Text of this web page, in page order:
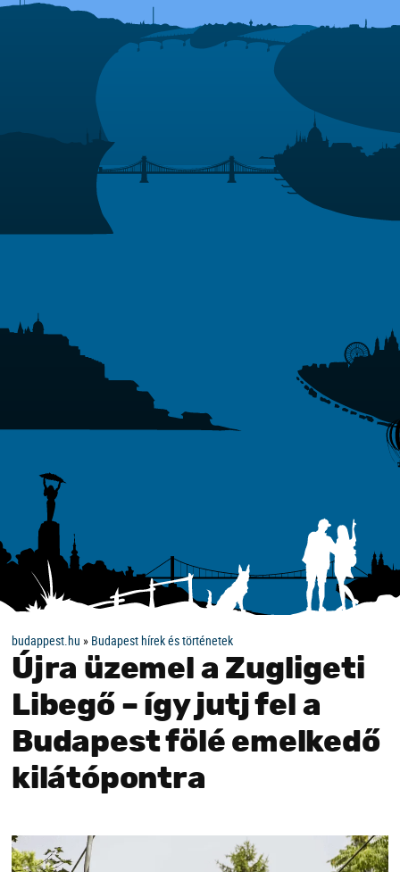
budappest.hu » Budapest hírek és történetek
Újra üzemel a Zugligeti
Libegő – így jutj fel a
Budapest fölé emelkedő
kilátópontra